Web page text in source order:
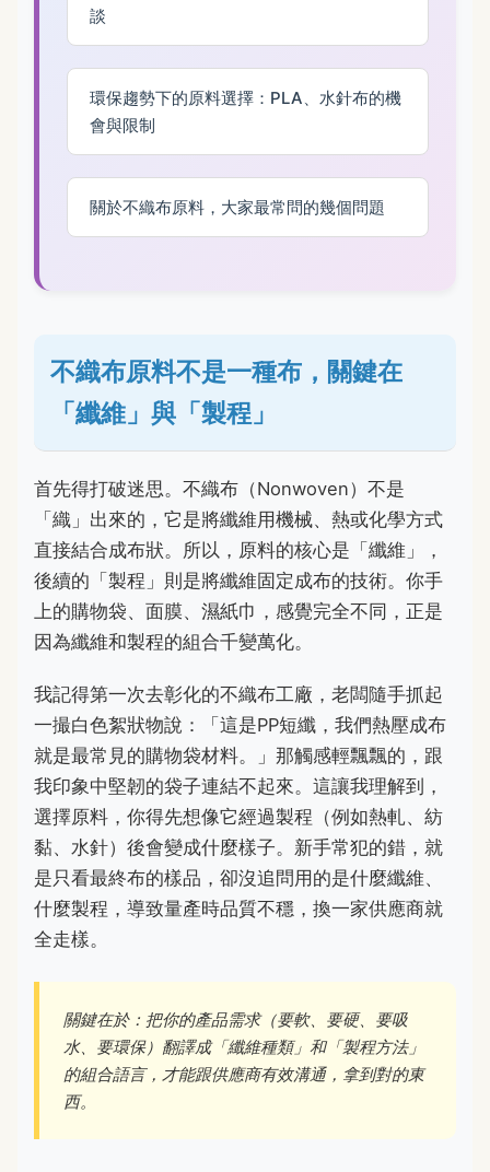
談
環保趨勢下的原料選擇：PLA、水針布的機
會與限制
關於不織布原料，大家最常問的幾個問題
不織布原料不是一種布，關鍵在
「纖維」與「製程」
首先得打破迷思。不織布（Nonwoven）不是
「織」出來的，它是將纖維用機械、熱或化學方式
直接結合成布狀。所以，原料的核心是「纖維」，
後續的「製程」則是將纖維固定成布的技術。你手
上的購物袋、面膜、濕紙巾，感覺完全不同，正是
因為纖維和製程的組合千變萬化。
我記得第一次去彰化的不織布工廠，老闆隨手抓起
一撮白色絮狀物說：「這是PP短纖，我們熱壓成布
就是最常見的購物袋材料。」那觸感輕飄飄的，跟
我印象中堅韌的袋子連結不起來。這讓我理解到，
選擇原料，你得先想像它經過製程（例如熱軋、紡
黏、水針）後會變成什麼樣子。新手常犯的錯，就
是只看最終布的樣品，卻沒追問用的是什麼纖維、
什麼製程，導致量產時品質不穩，換一家供應商就
全走樣。
關鍵在於：把你的產品需求（要軟、要硬、要吸
水、要環保）翻譯成「纖維種類」和「製程方法」
的組合語言，才能跟供應商有效溝通，拿到對的東
西。